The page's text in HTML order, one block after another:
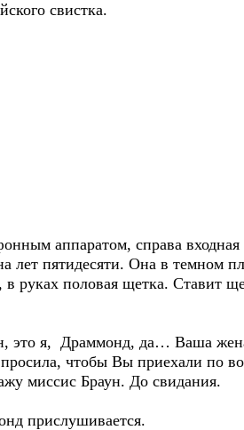
свистка.
аппаратом, справа входная
лет пятидесяти. Она в темном
руках половая щетка. Ставит
это я, Драммонд, да… Ваша
чтобы Вы приехали по
миссис Браун. До свидания.
прислушивается.